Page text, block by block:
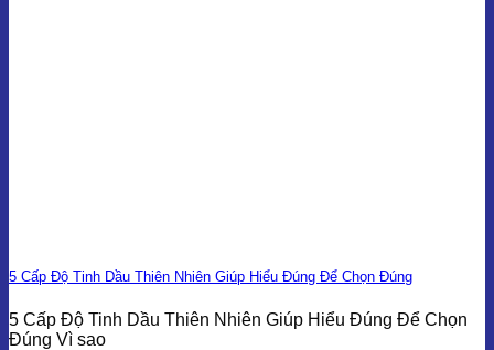
5 Cấp Độ Tinh Dầu Thiên Nhiên Giúp Hiểu Đúng Để Chọn Đúng
5 Cấp Độ Tinh Dầu Thiên Nhiên Giúp Hiểu Đúng Để Chọn
Đúng Vì sao